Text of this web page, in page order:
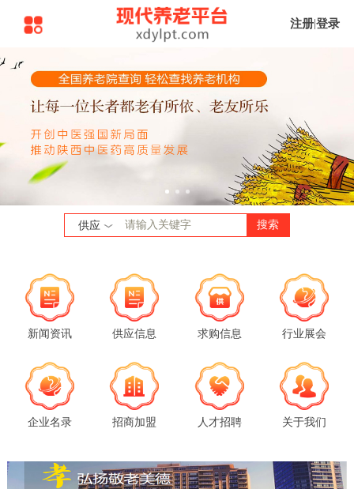
注册 |登录
供应 搜索
新闻资讯 供应信息 求购信息 行业展会
企业名录 招商加盟 人才招聘 关于我们